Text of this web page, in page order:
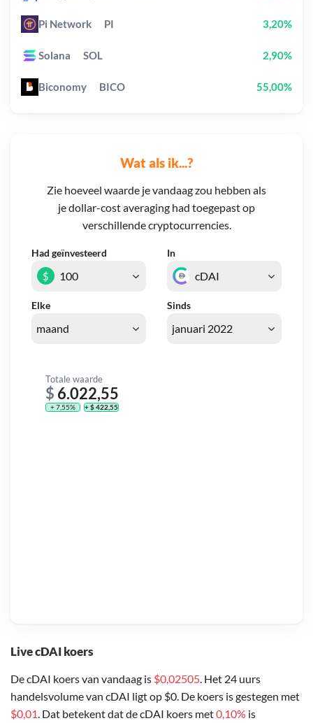
Live cDAI koers
De cDAI koers van vandaag is $0,02505. Het 24 uurs
handelsvolume van cDAI ligt op $0. De koers is gestegen met
$0,01. Dat betekent dat de cDAI koers met0,10% is
Wat als ik...?
Zie hoeveel waarde je vandaag zou hebben als
je dollar-cost averaging had toegepast op
verschillende cryptocurrencies.
Had geïnvesteerd In
Elke Sinds
$
Totale waarde
$ 6.022,55
+ 7,55% + $ 422,55
Pi Network PI 3,20%
Solana SOL 2,90%
Biconomy BICO 55,00%